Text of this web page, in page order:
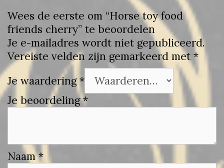
Wees de eerste om “Horse toy food
friends cherry” te beoordelen
Je e-mailadres wordt niet gepubliceerd.
Vereiste velden zijn gemarkeerd met *
Je waardering*
Je beoordeling*
Naam*